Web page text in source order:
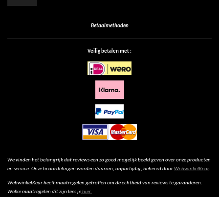
Betaalmethoden
Veilig betalen met :
We vinden het belangrijk dat reviews een zo goed mogelijk beeld geven over onze producten
en service. Onze beoordelingen worden daarom, onpartijdig, beheerd doorWebwinkelKeur.
WebwinkelKeur heeft maatregelen getroffen om de echtheid van reviews te garanderen.
Welke maatregelen dit zijn lees jehier.